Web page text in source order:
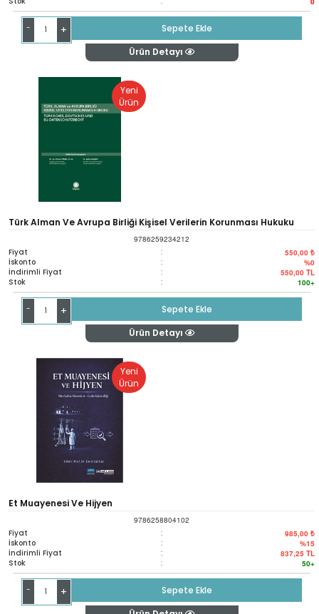
- +
Sepete Ekle
Ürün Detayı
Yeni
Ürün
Türk Alman Ve Avrupa Birliği Kişisel Verilerin Korunması Hukuku
9786259234212
Fiyat : 550,00 ₺
İskonto : %0
İndirimli Fiyat : 550,00 TL
Stok : 100+
- +
Sepete Ekle
Ürün Detayı
Yeni
Ürün
Et Muayenesi Ve Hijyen
9786258804102
Fiyat : 985,00 ₺
İskonto : %15
İndirimli Fiyat : 837,25 TL
Stok : 50+
- +
Sepete Ekle